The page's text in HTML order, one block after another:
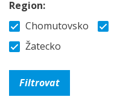
Region:
Chomutovsko
Žatecko